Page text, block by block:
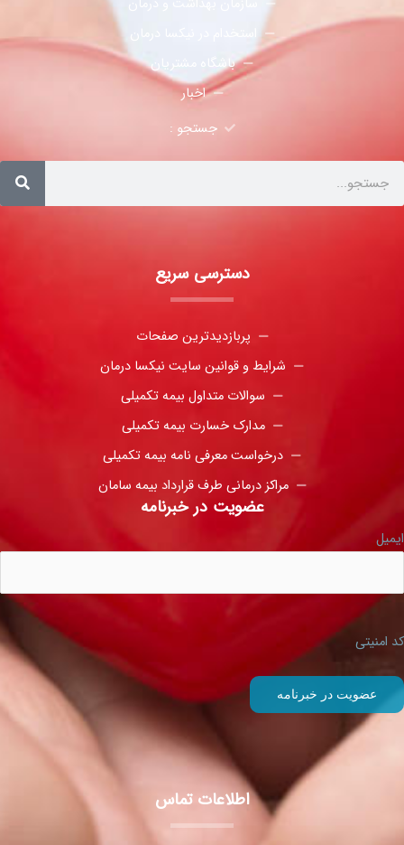
باشگاه مشتریان
اخبار
جستجو :
دسترسی سریع
پربازدیدترین صفحات
شرایط و قوانین سایت نیکسا درمان
سوالات متداول بیمه تکمیلی
مدارک خسارت بیمه تکمیلی
درخواست معرفی نامه بیمه تکمیلی
مراکز درمانی طرف قرارداد بیمه سامان
عضویت در خبرنامه
ایمیل
کد امنیتی
اطلاعات تماس